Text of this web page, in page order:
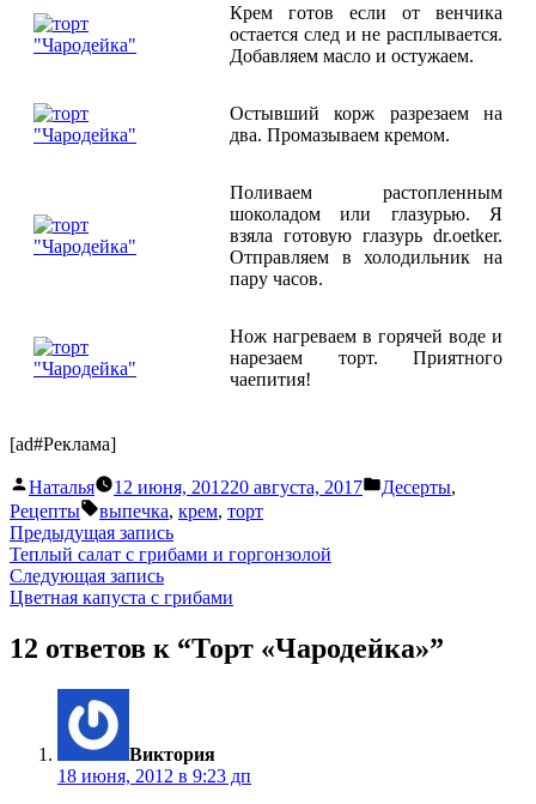
Крем готов если от венчика
остается след и не расплывается.
Добавляем масло и остужаем.
Остывший корж разрезаем на
два. Промазываем кремом.
Поливаем растопленным
шоколадом или глазурью. Я
взяла готовую глазурь dr.oetker.
Отправляем в холодильник на
пару часов.
Нож нагреваем в горячей воде и
нарезаем торт. Приятного
чаепития!
[ad#Реклама]
Написано
автором
Наталья 12 июня, 201220 августа, 2017
Написано
Десерты,
Рецепты
Метки:
выпечка, крем, торт
Навигация
по
записям
Предыдущая записьПредыдущая
запись:
Теплый салат с грибами и горгонзолой
Следующая записьСледующая
запись:
Цветная капуста с грибами
12 ответов к “Торт «Чародейка»”
Виктория
18 июня, 2012 в 9:23 дп